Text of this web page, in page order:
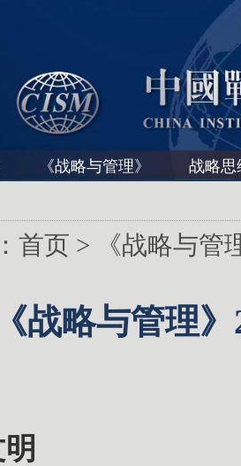
《战略与管理》 战略思
首页 > 《战略与管
《战略与管理